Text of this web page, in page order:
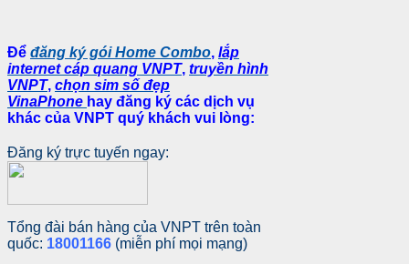
Để đăng ký gói Home Combo, lắp
internet cáp quang VNPT, truyền hình
VNPT, chọn sim số đẹp
VinaPhone hay đăng ký các dịch vụ
khác của VNPT quý khách vui lòng:
Đăng ký trực tuyến ngay:
Tổng đài bán hàng của VNPT trên toàn
quốc: 18001166 (miễn phí mọi mạng)